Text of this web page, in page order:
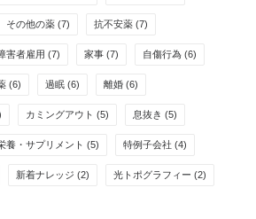
その他の薬 (7) 抗不安薬 (7)
害者雇用 (7) 家事 (7) 自傷行為 (6)
(6) 過眠 (6) 離婚 (6)
カミングアウト (5) 息抜き (5)
養・サプリメント (5) 特例子会社 (4)
新着ナレッジ (2) 光トポグラフィー (2)